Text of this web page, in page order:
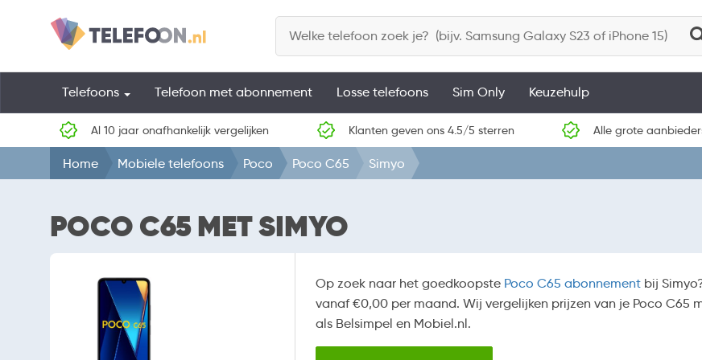
Telefoons Telefoon met abonnement Losse telefoons Sim Only Keuzehulp
Al 10 jaar onafhankelijk vergelijken Klanten geven ons 4.5/5 sterren Alle grote
Home Mobiele telefoons Poco Poco C65 Simyo
POCO C65 MET SIMYO
Op zoek naar het goedkoopste Poco C65 abonnement bij
vanaf €0,00 per maand. Wij vergelijken prijzen van je Poco C65
als Belsimpel en Mobiel.nl.